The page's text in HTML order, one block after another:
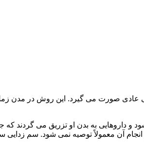
صورت می گیرد. این روش در مدن زمان
داروهایی به بدن او تزریق می گردند
آن معمولاً توصیه نمی شود. سم